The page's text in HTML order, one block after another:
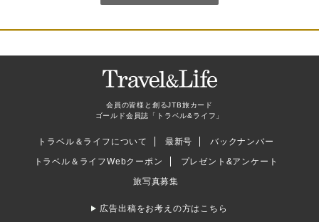
会員の皆様と創るJTB旅カード
ゴールド会員誌「トラベル&ライフ」
トラベル＆ライフについて 最新号
バックナンバー
トラベル＆ライフWebクーポン
プレゼント&アンケート
旅写真募集
広告出稿をお考えの方はこちら